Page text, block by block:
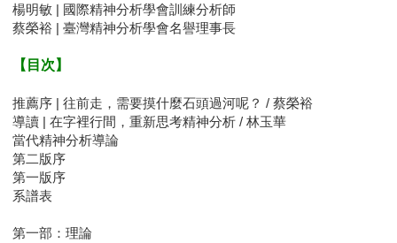
楊明敏 | 國際精神分析學會訓練分析師
蔡榮裕 | 臺灣精神分析學會名譽理事長
【目次】
推薦序 | 往前走，需要摸什麼石頭過河呢？ / 蔡榮裕
導讀 | 在字裡行間，重新思考精神分析 / 林玉華
當代精神分析導論
第二版序
第一版序
系譜表
第一部：理論